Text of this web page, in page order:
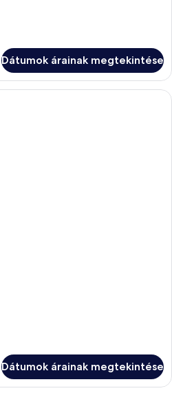
Dátumok árainak megtekintése
Dátumok árainak megtekintése